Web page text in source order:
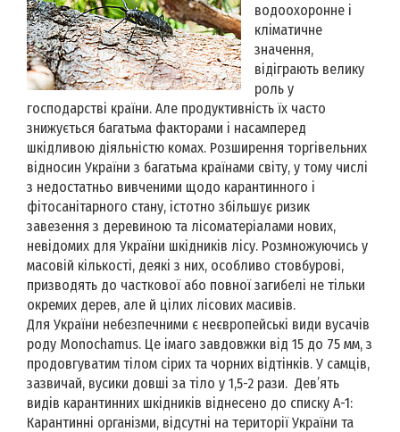
водоохоронне і
кліматичне
значення,
відіграють велику
роль у
господарстві країни. Але продуктивність їх часто
знижується багатьма факторами і насамперед
шкідливою діяльністю комах. Розширення торгівельних
відносин України з багатьма країнами світу, у тому числі
з недостатньо вивченими щодо карантинного і
фітосанітарного стану, істотно збільшує ризик
завезення з деревиною та лісоматеріалами нових,
невідомих для України шкідників лісу. Розмножуючись у
масовій кількості, деякі з них, особливо стовбурові,
призводять до часткової або повної загибелі не тільки
окремих дерев, але й цілих лісових масивів.
Для України небезпечними є неєвропейські види вусачів
роду Monochamus. Це імаго завдовжки від 15 до 75 мм, з
продовгуватим тілом сірих та чорних відтінків. У самців,
зазвичай, вусики довші за тіло у 1,5-2 рази. Дев’ять
видів карантинних шкідників віднесено до списку А-1:
Карантинні організми, відсутні на території України та